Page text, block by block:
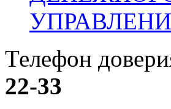
Телефон
22-33